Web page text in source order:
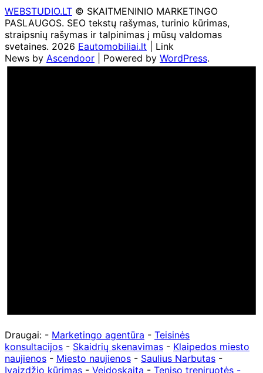
WEBSTUDIO.LT © SKAITMENINIO MARKETINGO
PASLAUGOS. SEO tekstų rašymas, turinio kūrimas,
straipsnių rašymas ir talpinimas į mūsų valdomas
svetaines. 2026 Eautomobiliai.lt | Link
News by Ascendoor | Powered by WordPress.
Draugai: - Marketingo agentūra - Teisinės
konsultacijos - Skaidrių skenavimas - Klaipedos miesto
naujienos - Miesto naujienos - Saulius Narbutas -
Įvaizdžio kūrimas - Veidoskaita - Teniso treniruotės -